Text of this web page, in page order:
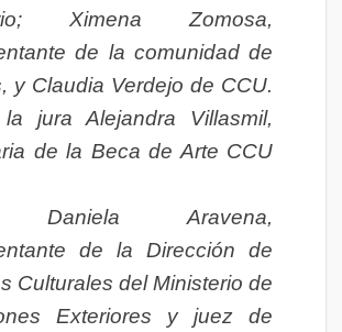
Ximena Zomosa,
de la comunidad de
y Claudia Verdejo de CCU.
jura Alejandra Villasmil,
de la Beca de Arte CCU
Daniela Aravena,
de la Dirección de
Culturales del Ministerio de
Exteriores y juez de